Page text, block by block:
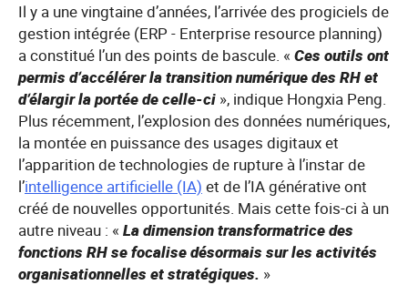
Il y a une vingtaine d’années, l’arrivée des progiciels de
gestion intégrée (ERP - Enterprise resource planning)
a constitué l’un des points de bascule. « Ces outils ont
permis d’accélérer la transition numérique des RH et
d’élargir la portée de celle-ci », indique Hongxia Peng.
Plus récemment, l’explosion des données numériques,
la montée en puissance des usages digitaux et
l’apparition de technologies de rupture à l’instar de
l’intelligence artificielle (IA) et de l’IA générative ont
créé de nouvelles opportunités. Mais cette fois-ci à un
autre niveau : « La dimension transformatrice des
fonctions RH se focalise désormais sur les activités
organisationnelles et stratégiques. »